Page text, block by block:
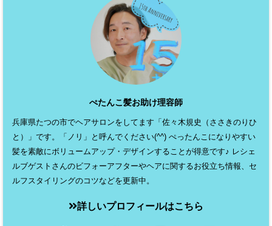
ぺたんこ髪お助け理容師
兵庫県たつの市でヘアサロンをしてます「佐々木規史（ささきのりひ
と）」です。「ノリ」と呼んでください(^^) ぺったんこになりやすい
髪を素敵にボリュームアップ・デザインすることが得意です♪ レシェ
ルブゲストさんのビフォーアフターやヘアに関するお役立ち情報、セ
ルフスタイリングのコツなどを更新中。
詳しいプロフィールはこちら